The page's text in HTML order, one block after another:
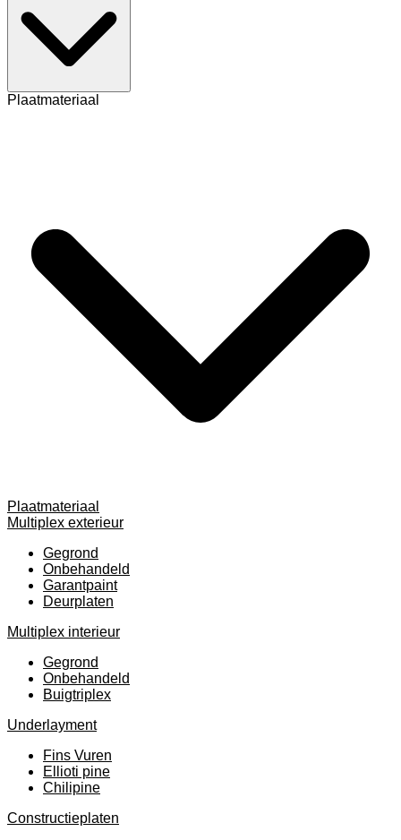
Plaatmateriaal
Plaatmateriaal
Multiplex exterieur
Gegrond
Onbehandeld
Garantpaint
Deurplaten
Multiplex interieur
Gegrond
Onbehandeld
Buigtriplex
Underlayment
Fins Vuren
Ellioti pine
Chilipine
Constructieplaten